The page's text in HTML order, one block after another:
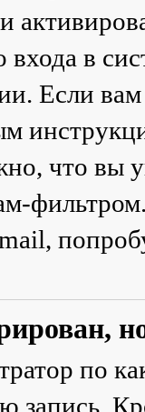
входа в
Если
что вы
по
запись.